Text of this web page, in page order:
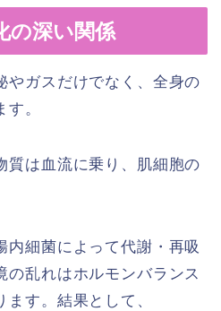
の深い関係
やガスだけでなく、全身の
。
質は血流に乗り、肌細胞の
内細菌によって代謝・再吸
の乱れはホルモンバランス
す。結果として、